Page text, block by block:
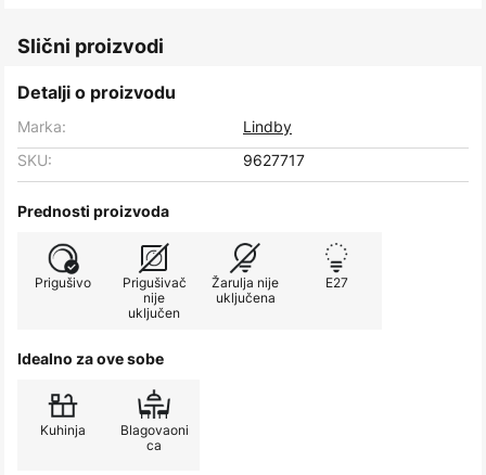
Slični proizvodi
Detalji o proizvodu
Marka:
Lindby
SKU:
9627717
Prednosti proizvoda
Prigušivo
Prigušivač
nije
uključen
Žarulja nije
uključena
E27
Idealno za ove sobe
Kuhinja
Blagovaoni
ca